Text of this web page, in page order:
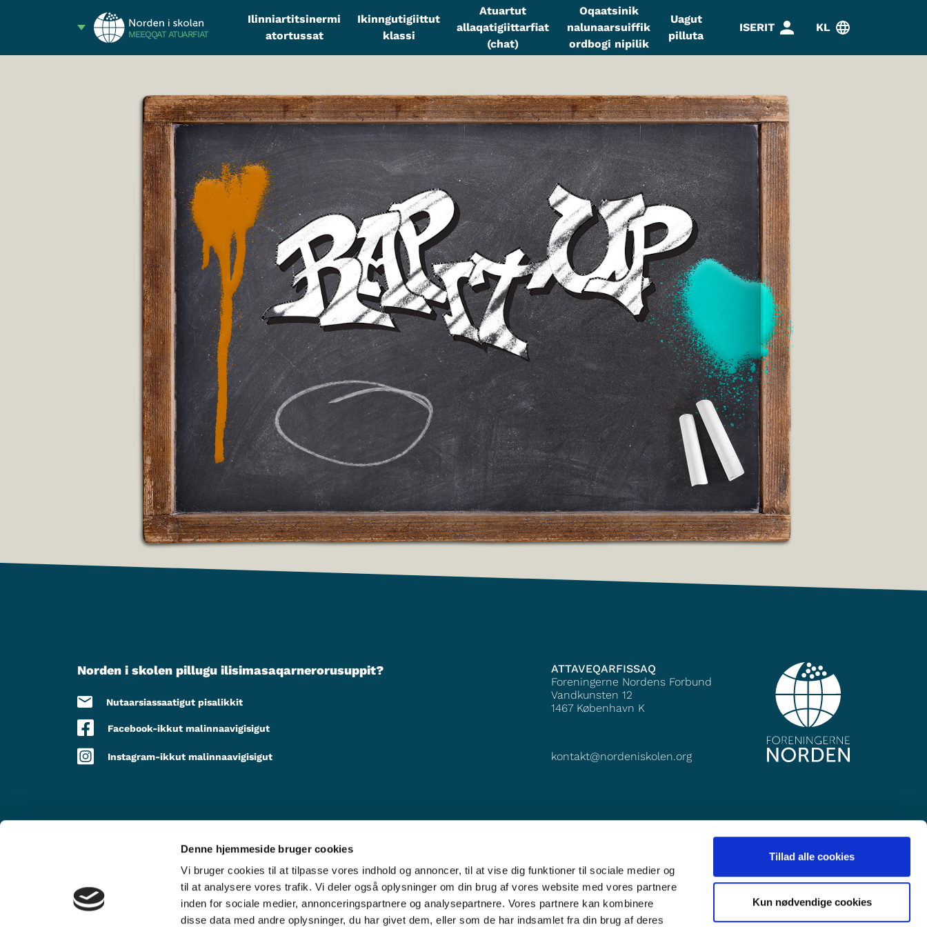
Denne hjemmeside bruger cookies
Vi bruger cookies til at tilpasse vores indhold og annoncer, til at vise dig funktioner til sociale medier og
til at analysere vores trafik. Vi deler også oplysninger om din brug af vores website med vores partnere
inden for sociale medier, annonceringspartnere og analysepartnere. Vores partnere kan kombinere
disse data med andre oplysninger, du har givet dem, eller som de har indsamlet fra din brug af deres
Tillad alle cookies
Kun nødvendige cookies
MEEQQAT ATUARFIAT
Ilinniartitsinermi
atortussat
Ikinngutigiittut
klassi
Atuartut
allaqatigiittarfiat
(chat)
Oqaatsinik
nalunaarsuiffik
ordbogi nipilik
Uagut
pilluta
ISERIT KL
Norden i skolen pillugu ilisimasaqarnerorusuppit?
Nutaarsiassaatigut pisalikkit
Facebook-ikkut malinnaavigisigut
Instagram-ikkut malinnaavigisigut
ATTAVEQARFISSAQ
Foreningerne Nordens Forbund
Vandkunsten 12
1467 København K
kontakt@nordeniskolen.org